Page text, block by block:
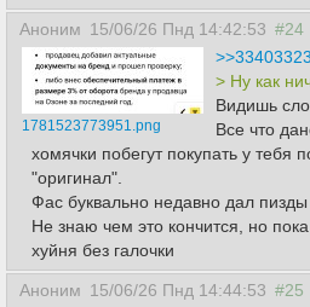
Аноним 15/06/26 Пнд 14:42:53 #24
1781523773951.png
> Ну как
Видишь
Все что
хомячки побегут покупать у тебя
"оригинал".
Фас буквально недавно дал пизды
Не знаю чем это кончится, но
хуйня без галочки
Аноним 15/06/26 Пнд 14:44:53 #25